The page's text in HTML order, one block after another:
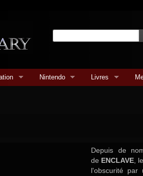
Nintendo Livres
Depuis de
de ENCLAVE,
l'obscurité par